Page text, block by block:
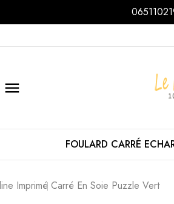

FOULARD CARRÉ
Imprimé Carré En Soie Puzzle Vert